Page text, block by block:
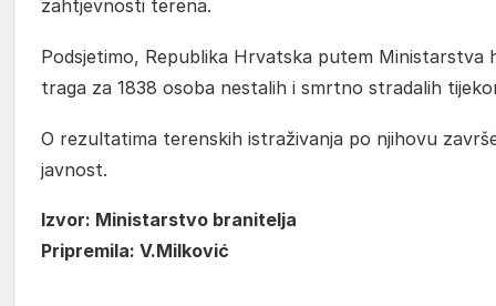
zahtjevnosti terena.
Podsjetimo, Republika Hrvatska putem Ministarstva
traga za 1838 osoba nestalih i smrtno stradalih
O rezultatima terenskih istraživanja po njihovu
javnost.
Izvor: Ministarstvo branitelja
Pripremila: V.Milković